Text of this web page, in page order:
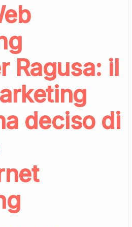
Ragusa: il
deciso di